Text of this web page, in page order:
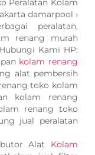
Peralatan Kolam
damarpool ›
peralatan,
renang murah
Kami HP:
kolam renang
alat pembersih
toko kolam
kolam renang
renang toko
jual peralatan
Alat Kolam